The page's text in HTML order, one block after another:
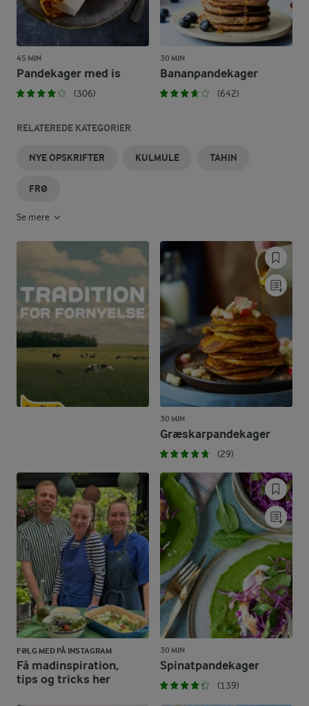
45 MIN
Pandekager med is
(306)
30 MIN
Bananpandekager
(642)
RELATEREDE KATEGORIER
NYE OPSKRIFTER KULMULE TAHIN
FRØ
Se mere
30 MIN
Græskarpandekager
(29)
FØLG MED PÅ INSTAGRAM
Få madinspiration,
tips og tricks her
30 MIN
Spinatpandekager
(139)